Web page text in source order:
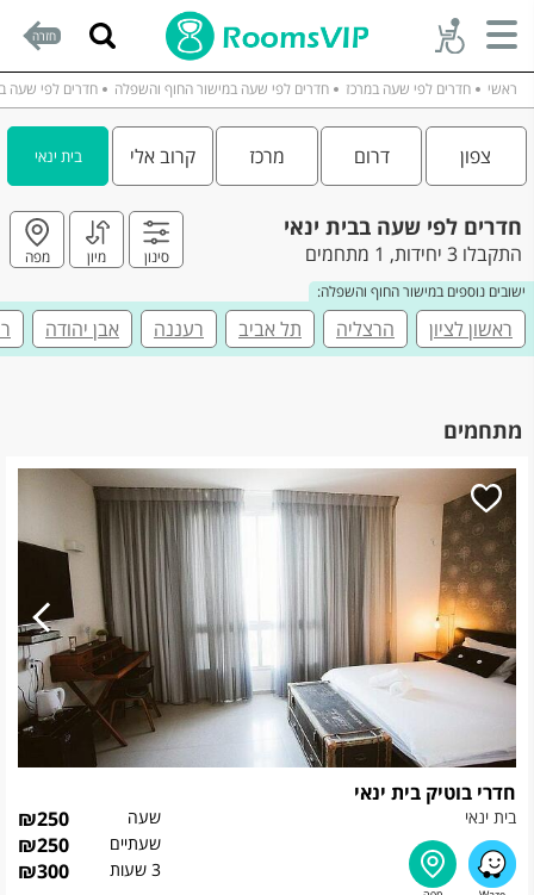
חזרה
ראשי חדרים לפי שעה במרכז חדרים לפי שעה במישור החוף והשפלה חדרים לפי שעה
צפון דרום מרכז קרוב אלי בית ינאי
חדרים לפי שעה בבית ינאי
התקבלו 3 יחידות, 1 מתחמים סינון מיון
מפה
ישובים נוספים במישור החוף והשפלה:
ראשון לציון הרצליה תל אביב רעננה אבן יהודה
מתחמים
חדרי בוטיק בית ינאי
בית ינאי שעה ₪250
שעתיים ₪250
3 שעות ₪300